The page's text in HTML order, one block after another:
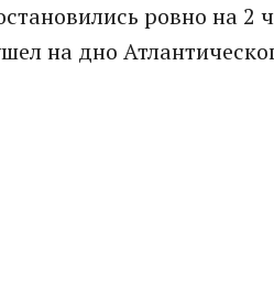
ровно на 2
на дно